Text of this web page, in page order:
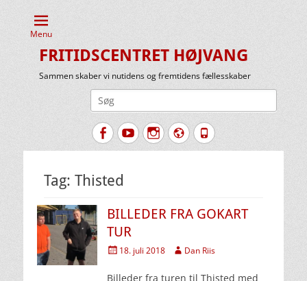
Menu
FRITIDSCENTRET HØJVANG
Sammen skaber vi nutidens og fremtidens fællesskaber
FacebookYouTubeInstagram
Website
Tlf.
Tag: Thisted
BILLEDER FRA GOKART
TUR
Udgivet18. juli 2018 Forfatter
Dan Riis
Billeder fra turen til Thisted med